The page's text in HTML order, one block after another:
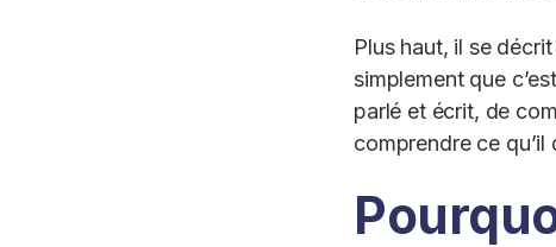
Plus haut, il se
simplement que
parlé et écrit, de
comprendre ce qu’il